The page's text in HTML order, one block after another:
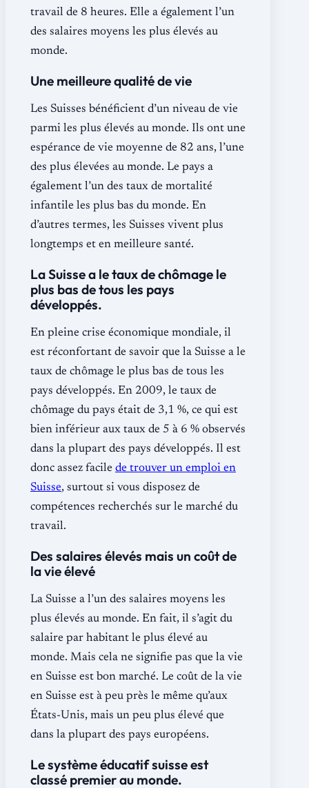
travail de 8 heures. Elle a également l’un
des salaires moyens les plus élevés au
monde.
Une meilleure qualité de vie
Les Suisses bénéficient d’un niveau de vie
parmi les plus élevés au monde. Ils ont une
espérance de vie moyenne de 82 ans, l’une
des plus élevées au monde. Le pays a
également l’un des taux de mortalité
infantile les plus bas du monde. En
d’autres termes, les Suisses vivent plus
longtemps et en meilleure santé.
La Suisse a le taux de chômage le
plus bas de tous les pays
développés.
En pleine crise économique mondiale, il
est réconfortant de savoir que la Suisse a le
taux de chômage le plus bas de tous les
pays développés. En 2009, le taux de
chômage du pays était de 3,1 %, ce qui est
bien inférieur aux taux de 5 à 6 % observés
dans la plupart des pays développés. Il est
donc assez facile de trouver un emploi en
Suisse, surtout si vous disposez de
compétences recherchés sur le marché du
travail.
Des salaires élevés mais un coût de
la vie élevé
La Suisse a l’un des salaires moyens les
plus élevés au monde. En fait, il s’agit du
salaire par habitant le plus élevé au
monde. Mais cela ne signifie pas que la vie
en Suisse est bon marché. Le coût de la vie
en Suisse est à peu près le même qu’aux
États-Unis, mais un peu plus élevé que
dans la plupart des pays européens.
Le système éducatif suisse est
classé premier au monde.